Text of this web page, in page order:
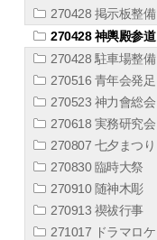
270428 掲示板整備
270428 神輿殿参道
270428 駐車場整備
270516 青年会発足
270523 神力會総会
270618 実務研究会
270807 七夕まつり
270830 臨時大祭
270910 随神木彫
270913 禊祓行事
271017 ドラマロケ